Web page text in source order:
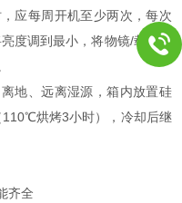
每周开机至少两次，每次
度调到最小，将物镜/载物台
地、远离湿源，箱内放置硅
烘烤3小时），冷却后继
齐全